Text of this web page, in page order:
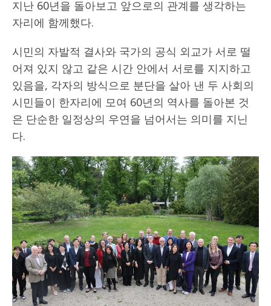
지난 60년을 돌아보고 앞으로의 관계를 생각하는
자리에 함께했다.
시민의 자발적 결사와 국가의 공식 외교가 서로 떨
어져 있지 않고 같은 시간 안에서 서로를 지지하고
있음을, 각자의 방식으로 분단을 살아 낸 두 사회의
시민들이 한자리에 모여 60년의 역사를 돌아본 것
은 단순한 일정상의 우연을 넘어서는 의미를 지닌
다.